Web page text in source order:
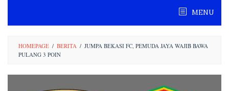
content
MENU
HOMEPAGE / BERITA / JUMPA BEKASI FC, PEMUDA JAYA WAJIB BAWA
PULANG 3 POIN